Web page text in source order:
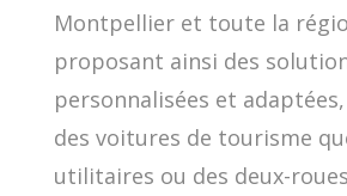
Montpellier et toute la
proposant ainsi des
personnalisées et
des voitures de tourisme
utilitaires ou des deux-